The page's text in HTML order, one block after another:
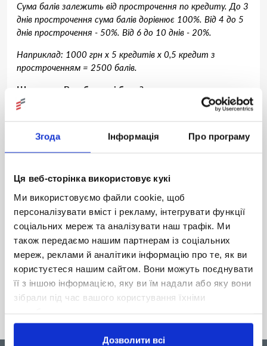
Згода Інформація Про програму
Ця веб-сторінка використовує кукі
Ми використовуємо файли cookie, щоб
персоналізувати вміст і рекламу, інтегрувати функції
соціальних мереж та аналізувати наш трафік. Ми
також передаємо нашим партнерам із соціальних
мереж, реклами й аналітики інформацію про те, як ви
користуєтеся нашим сайтом. Вони можуть поєднувати
її з іншою інформацією, яку ви їм надали або яку вони
зібрали під час вашого користування їхніми
Дозволити всі
Сума балів залежить від прострочення по кредиту. До 3
днів прострочення сума балів дорівнює 100%. Від 4 до 5
днів прострочення - 50%. Від 6 до 10 днів - 20%.
Наприклад: 1000 грн х 5 кредитів х 0,5 кредит з
простроченням = 2500 балів.
Що дають Вам бонусні бали?
З отриманням кожного наступного кредиту, при
скористатися своїми балами в даний момент або
віддаєте перевагу їх зберегти. Ви можете
знижки на наступний кредит у вигляді платежу за
кредитом;
отримання подарунка.
Більш детальну інформацію відносно своїх бонусних
балів та програми iBonus Ви можете отримати:
у свого Кредитного Консультанта;
за телефоном гарячої лінії0 800 601
810(безкоштовно зі стаціонарних телефонів на